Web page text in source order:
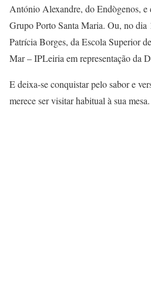
António Alexandre, do Endògenos,
Grupo Porto Santa Maria. Ou, no
Patrícia Borges, da Escola Superior
Mar – IPLeiria em representação da
E deixa-se conquistar pelo sabor e
merece ser visitar habitual à sua mesa.